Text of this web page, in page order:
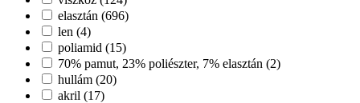
elasztán (696)
len (4)
poliamid (15)
70% pamut, 23% poliészter, 7% elasztán (2)
hullám (20)
akril (17)